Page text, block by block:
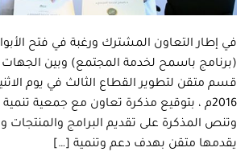
في إطار التعاون المشترك ورغبة في فتح
(برنامج باسمح لخدمة المجتمع) وبين الجهات
2016م ، بتوقيع مذكرة تعاون مع جمعية تنمية
وتنص المذكرة على تقديم البرامج والمنتجات
يقدمها متقن بهدف دعم وتنمية […]